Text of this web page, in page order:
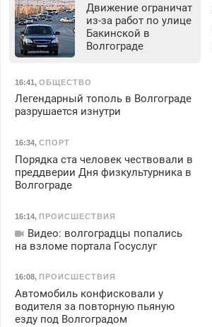
Движение ограничат
из-за работ по улице
Бакинской в
Волгограде
16:41, ОБЩЕСТВО
Легендарный тополь в Волгограде
разрушается изнутри
16:34, СПОРТ
Порядка ста человек чествовали в
преддверии Дня физкультурника в
Волгограде
16:14, ПРОИСШЕСТВИЯ
Видео: волгоградцы попались
на взломе портала Госуслуг
16:08, ПРОИСШЕСТВИЯ
Автомобиль конфисковали у
водителя за повторную пьяную
езду под Волгоградом